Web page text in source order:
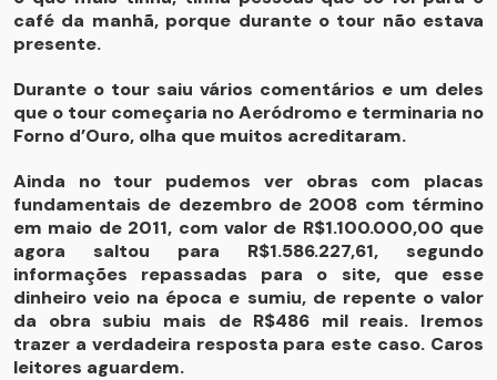
café da manhã, porque durante o tour não estava
presente.
Durante o tour saiu vários comentários e um deles
que o tour começaria no Aeródromo e terminaria no
Forno d’Ouro, olha que muitos acreditaram.
Ainda no tour pudemos ver obras com placas
fundamentais de dezembro de 2008 com término
em maio de 2011, com valor de R$1.100.000,00 que
agora saltou para R$1.586.227,61, segundo
informações repassadas para o site, que esse
dinheiro veio na época e sumiu, de repente o valor
da obra subiu mais de R$486 mil reais. Iremos
trazer a verdadeira resposta para este caso. Caros
leitores aguardem.